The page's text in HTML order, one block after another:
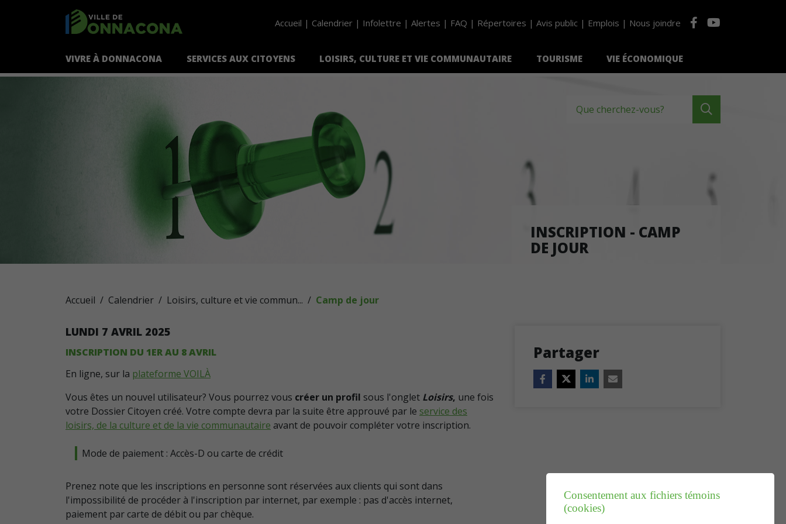
Accueil Calendrier Infolettre Alertes FAQ Répertoires Avis public Emplois Nous joindre
VIVRE À DONNACONA SERVICES AUX CITOYENS LOISIRS, CULTURE ET VIE COMMUNAUTAIRE TOURISME VIE ÉCONOMIQUE
Que cherchez-vous?
INSCRIPTION - CAMP
DE JOUR
Accueil Calendrier Loisirs, culture et vie commun... Camp de jour
LUNDI 7 AVRIL 2025
INSCRIPTION DU 1ER AU 8 AVRIL
En ligne, sur la plateforme VOILÀ
Vous êtes un nouvel utilisateur? Vous pourrez vous créer un profil sous l'onglet Loisirs, une fois
votre Dossier Citoyen créé. Votre compte devra par la suite être approuvé par le service des
loisirs, de la culture et de la vie communautaire avant de pouvoir compléter votre inscription.
Mode de paiement : Accès-D ou carte de crédit
Prenez note que les inscriptions en personne sont réservées aux clients qui sont dans
l'impossibilité de procéder à l'inscription par internet, par exemple : pas d'accès internet,
paiement par carte de débit ou par chèque.
Partager
Consentement aux fichiers témoins
(cookies)